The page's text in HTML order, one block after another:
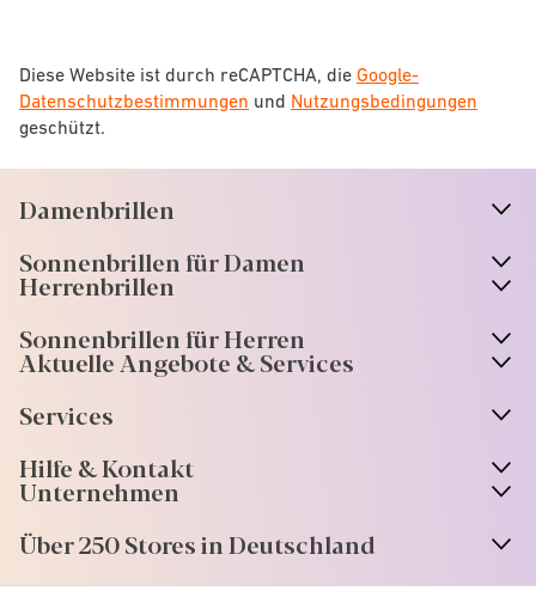
Diese Website ist durch reCAPTCHA, die Google-
Datenschutzbestimmungen und Nutzungsbedingungen
geschützt.
Damenbrillen
Sonnenbrillen für Damen
Herrenbrillen
Sonnenbrillen für Herren
Aktuelle Angebote & Services
Services
Hilfe & Kontakt
Unternehmen
Über 250 Stores in Deutschland